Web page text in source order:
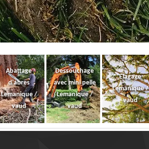
Abattage
d'abres
Lemanique /
vaud
Dessouchage
avec mini pelle
Lemanique /
vaud
Elagage
Lemanique /
vaud